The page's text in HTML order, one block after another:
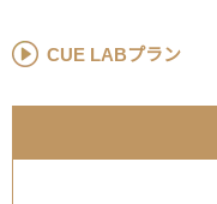
CUE LABプラン